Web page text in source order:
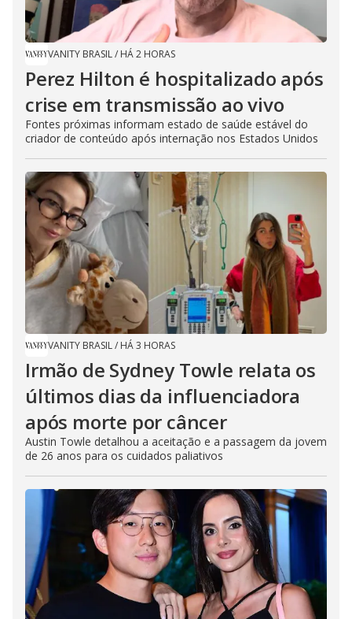
VANITY BRASIL/ HÁ 2 HORAS
Perez Hilton é hospitalizado após
crise em transmissão ao vivo
Fontes próximas informam estado de saúde estável do
criador de conteúdo após internação nos Estados Unidos
VANITY BRASIL/ HÁ 3 HORAS
Irmão de Sydney Towle relata os
últimos dias da influenciadora
após morte por câncer
Austin Towle detalhou a aceitação e a passagem da jovem
de 26 anos para os cuidados paliativos